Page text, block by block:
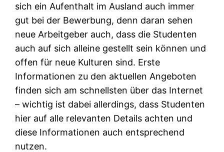
sich ein Aufenthalt im Ausland auch immer
gut bei der Bewerbung, denn daran sehen
neue Arbeitgeber auch, dass die Studenten
auch auf sich alleine gestellt sein können und
offen für neue Kulturen sind. Erste
Informationen zu den aktuellen Angeboten
finden sich am schnellsten über das Internet
– wichtig ist dabei allerdings, dass Studenten
hier auf alle relevanten Details achten und
diese Informationen auch entsprechend
nutzen.